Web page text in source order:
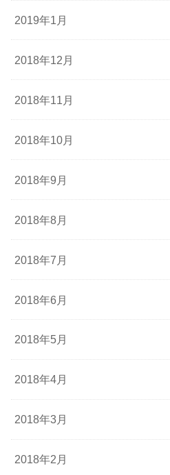
2019年1月
2018年12月
2018年11月
2018年10月
2018年9月
2018年8月
2018年7月
2018年6月
2018年5月
2018年4月
2018年3月
2018年2月